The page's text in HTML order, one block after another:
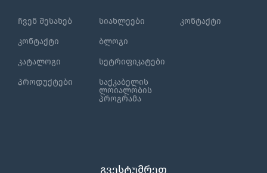
ჩვენ შესახებ
კონტაქტი
კატალოგი
პროდუქტები
სიახლეები
ბლოგი
სეტრიფიკატები
საქკაბელის
ლოიალობის
პროგრამა
კონტაქტი
გვესტუმრეთ